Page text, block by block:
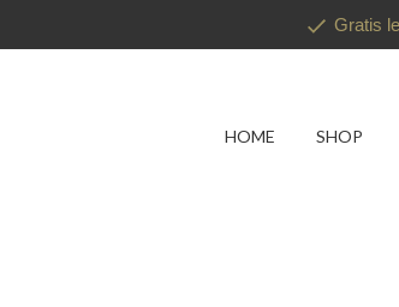
Gratis
HOME SHOP